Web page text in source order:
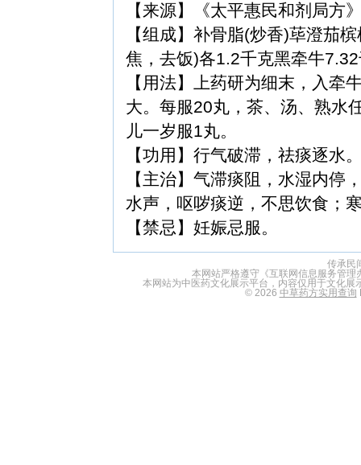
【来源】《太平惠民和剂局方
【组成】补骨脂(炒香)荜澄茄
焦，去饭)各1.2千克黑牵牛
【用法】上药研为细末，入牵
大。每服20丸，茶、汤、熟水
儿一岁服1丸。
【功用】行气破滞，祛痰逐水
【主治】气滞痰阻，水湿内停
水声，呕哕痰逆，不思饮食；
【禁忌】妊娠忌服。
传承民
本网站严格遵守《互联网信息服务管
本网站为中医药文化展示平台，内容仅用于文化
© 2026 中草药方实用查询